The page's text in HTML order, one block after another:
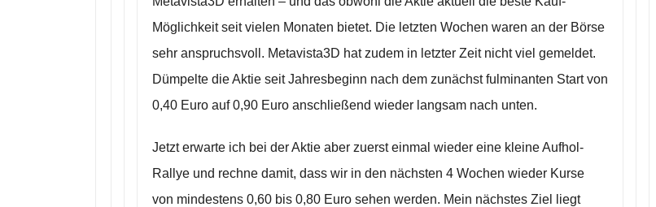
Möglichkeit seit vielen Monaten bietet. Die letzten Wochen waren an der Börse
sehr anspruchsvoll. Metavista3D hat zudem in letzter Zeit nicht viel gemeldet.
Dümpelte die Aktie seit Jahresbeginn nach dem zunächst fulminanten Start von
0,40 Euro auf 0,90 Euro anschließend wieder langsam nach unten.
Jetzt erwarte ich bei der Aktie aber zuerst einmal wieder eine kleine Aufhol-
Rallye und rechne damit, dass wir in den nächsten 4 Wochen wieder Kurse
von mindestens 0,60 bis 0,80 Euro sehen werden. Mein nächstes Ziel liegt